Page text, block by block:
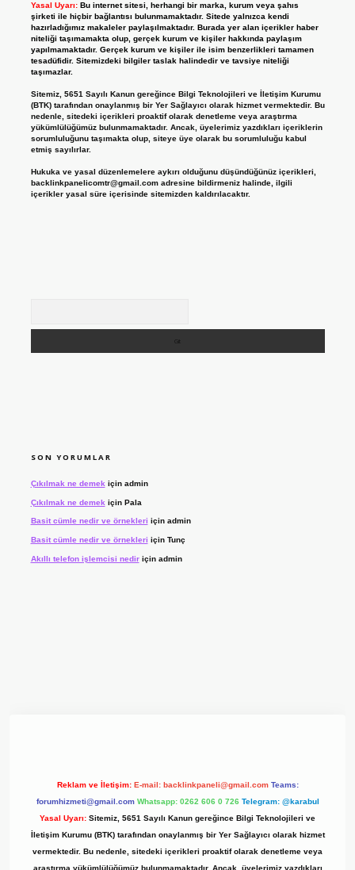
Yasal Uyarı: Bu internet sitesi, herhangi bir marka, kurum veya şahıs
şirketi ile hiçbir bağlantısı bulunmamaktadır. Sitede yalnızca kendi
hazırladığımız makaleler paylaşılmaktadır. Burada yer alan içerikler haber
niteliği taşımamakta olup, gerçek kurum ve kişiler hakkında paylaşım
yapılmamaktadır. Gerçek kurum ve kişiler ile isim benzerlikleri tamamen
tesadüfidir. Sitemizdeki bilgiler taslak halindedir ve tavsiye niteliği
taşımazlar.
Sitemiz, 5651 Sayılı Kanun gereğince Bilgi Teknolojileri ve İletişim Kurumu
(BTK) tarafından onaylanmış bir Yer Sağlayıcı olarak hizmet vermektedir. Bu
nedenle, sitedeki içerikleri proaktif olarak denetleme veya araştırma
yükümlülüğümüz bulunmamaktadır. Ancak, üyelerimiz yazdıkları içeriklerin
sorumluluğunu taşımakta olup, siteye üye olarak bu sorumluluğu kabul
etmiş sayılırlar.
Hukuka ve yasal düzenlemelere aykırı olduğunu düşündüğünüz içerikleri,
backlinkpanelicomtr@gmail.comadresine bildirmeniz halinde, ilgili
içerikler yasal süre içerisinde sitemizden kaldırılacaktır.
SON YORUMLAR
Çıkılmak ne demek için admin
Çıkılmak ne demek için Pala
Basit cümle nedir ve örnekleri için admin
Basit cümle nedir ve örnekleri için Tunç
Akıllı telefon işlemcisi nediriçin admin
Reklam ve İletişim: E-mail: backlinkpaneli@gmail.com Teams:
forumhizmeti@gmail.com Whatsapp: 0262 606 0 726 Telegram: @karabul
Yasal Uyarı: Sitemiz, 5651 Sayılı Kanun gereğince Bilgi Teknolojileri ve
İletişim Kurumu (BTK) tarafından onaylanmış bir Yer Sağlayıcı olarak hizmet
vermektedir. Bu nedenle, sitedeki içerikleri proaktif olarak denetleme veya
araştırma yükümlülüğümüz bulunmamaktadır. Ancak, üyelerimiz yazdıkları